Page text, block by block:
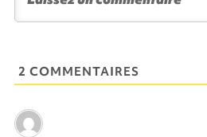
2 COMMENTAIRES